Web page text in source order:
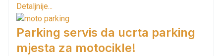
Detaljnije...
Parking servis da ucrta parking
mjesta za motocikle!